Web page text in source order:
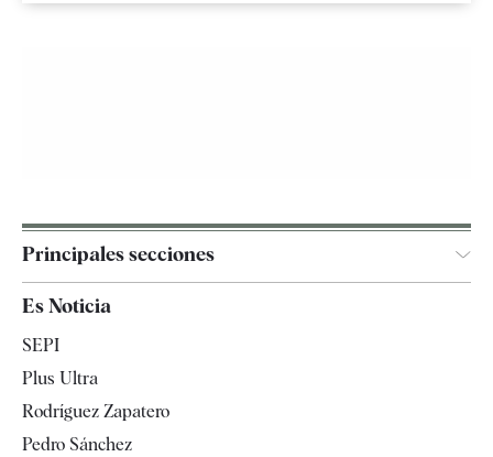
Principales secciones
España
Televisión
Es Noticia
SEPI
Plus Ultra
Rodríguez Zapatero
Pedro Sánchez